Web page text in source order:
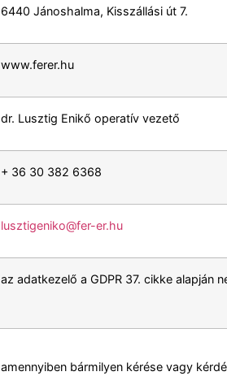
6440 Jánoshalma, Kisszállási út 7.
www.ferer.hu
dr. Lusztig Enikő operatív vezető
+ 36 30 382 6368
lusztigeniko@fer-er.hu
az adatkezelő a GDPR 37. cikke alapján
amennyiben bármilyen kérése vagy